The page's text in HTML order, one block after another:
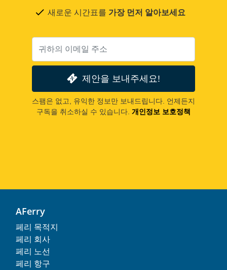
새로운 시간표를 가장 먼저 알아보세요
제안을 보내주세요!
스팸은 없고, 유익한 정보만 보내드립니다. 언제든지
구독을 취소하실 수 있습니다. 개인정보 보호정책
AFerry
페리 목적지
페리 회사
페리 노선
페리 항구